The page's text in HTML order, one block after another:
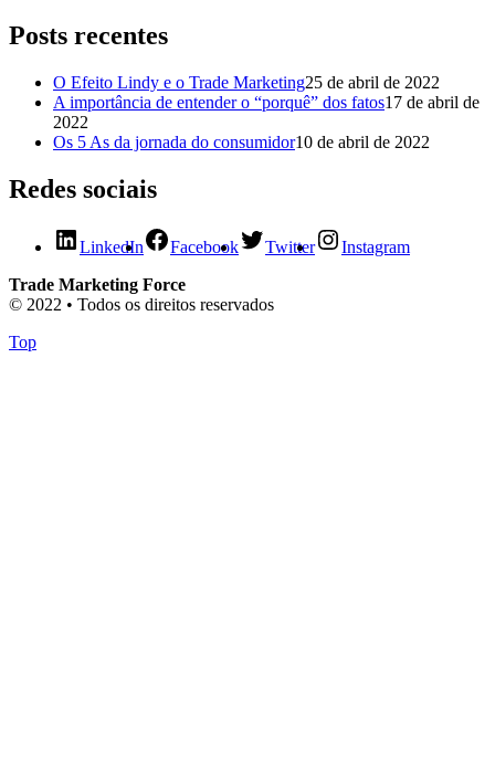
Posts recentes
O Efeito Lindy e o Trade Marketing25 de abril de 2022
A importância de entender o “porquê” dos fatos17 de abril de
2022
Os 5 As da jornada do consumidor10 de abril de 2022
Redes sociais
LinkedIn Facebook Twitter
Instagram
Trade Marketing Force
© 2022 • Todos os direitos reservados
Top